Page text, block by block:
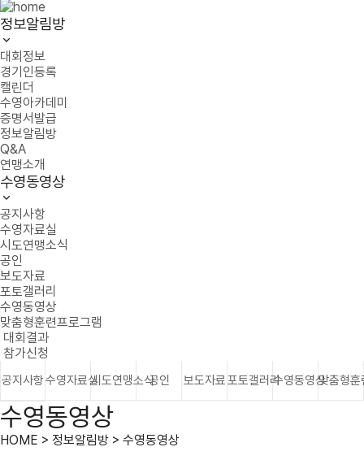
정보알림방
대회정보
경기인등록
캘린더
수영아카데미
증명서발급
정보알림방
Q&A
연맹소개
수영동영상
공지사항
수영자료실
시도연맹소식
공인
보도자료
포토갤러리
수영동영상
맞춤형훈련프로그램
대회결과
참가신청
공지사항수영자료실시도연맹소식공인 보도자료포토갤러리수영동영상맞춤형훈
수영동영상
HOME > 정보알림방 > 수영동영상